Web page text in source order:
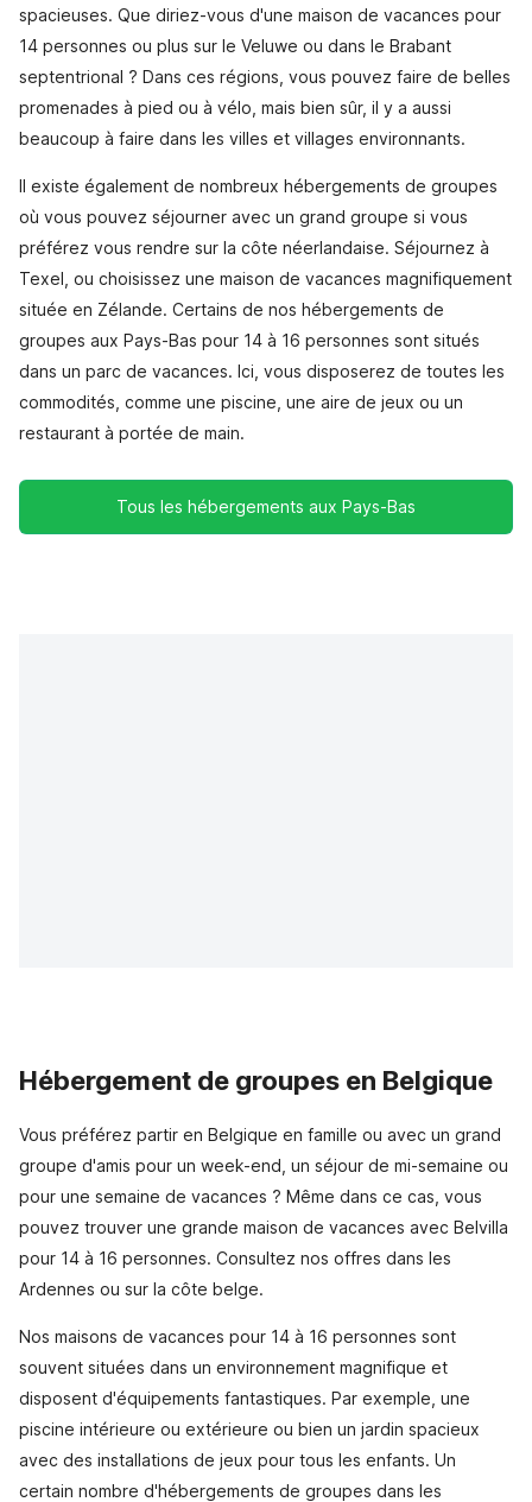
spacieuses. Que diriez-vous d'une maison de vacances pour
14 personnes ou plus sur le Veluwe ou dans le Brabant
septentrional ? Dans ces régions, vous pouvez faire de belles
promenades à pied ou à vélo, mais bien sûr, il y a aussi
beaucoup à faire dans les villes et villages environnants.
Il existe également de nombreux hébergements de groupes
où vous pouvez séjourner avec un grand groupe si vous
préférez vous rendre sur la côte néerlandaise. Séjournez à
Texel, ou choisissez une maison de vacances magnifiquement
située en Zélande. Certains de nos hébergements de
groupes aux Pays-Bas pour 14 à 16 personnes sont situés
dans un parc de vacances. Ici, vous disposerez de toutes les
commodités, comme une piscine, une aire de jeux ou un
restaurant à portée de main.
Tous les hébergements aux Pays-Bas
Hébergement de groupes en Belgique
Vous préférez partir en Belgique en famille ou avec un grand
groupe d'amis pour un week-end, un séjour de mi-semaine ou
pour une semaine de vacances ? Même dans ce cas, vous
pouvez trouver une grande maison de vacances avec Belvilla
pour 14 à 16 personnes. Consultez nos offres dans les
Ardennes ou sur la côte belge.
Nos maisons de vacances pour 14 à 16 personnes sont
souvent situées dans un environnement magnifique et
disposent d'équipements fantastiques. Par exemple, une
piscine intérieure ou extérieure ou bien un jardin spacieux
avec des installations de jeux pour tous les enfants. Un
certain nombre d'hébergements de groupes dans les